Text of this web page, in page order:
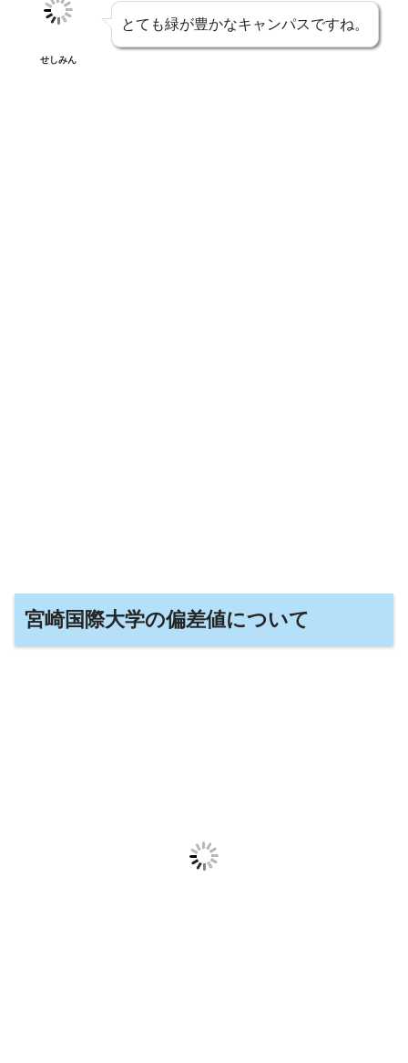
せしみん
とても緑が豊かなキャンパスですね。
宮崎国際大学の偏差値について